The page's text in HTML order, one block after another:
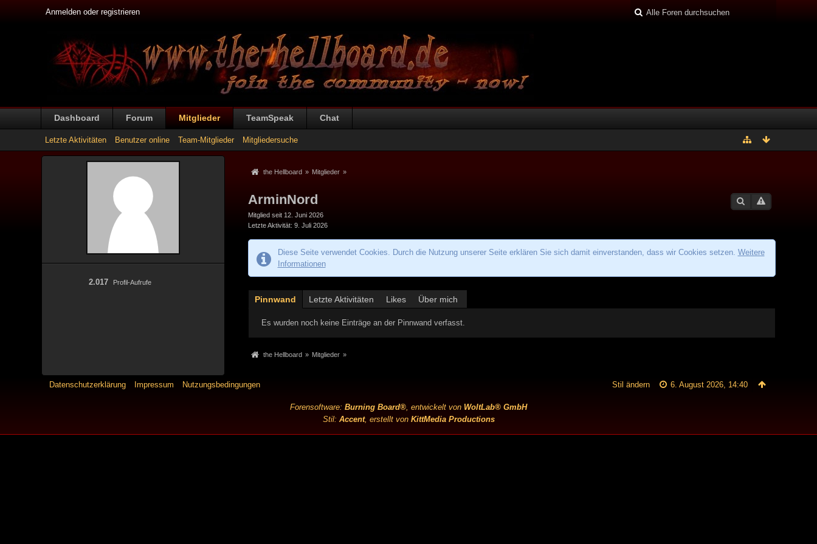
Anmelden oder registrieren
Dashboard Forum Mitglieder TeamSpeak Chat
Letzte Aktivitäten Benutzer online Team-Mitglieder Mitgliedersuche
Profil-Aufrufe
2.017
the Hellboard » Mitglieder »
ArminNord
Mitglied seit 12. Juni 2026
Letzte Aktivität 9. Juli 2026
Diese Seite verwendet Cookies. Durch die Nutzung unserer Seite erklären Sie sich damit einverstanden, dass wir Cookies setzen. Weitere
Informationen
Pinnwand Letzte Aktivitäten Likes Über mich
Es wurden noch keine Einträge an der Pinnwand verfasst.
the Hellboard » Mitglieder »
Datenschutzerklärung Impressum Nutzungsbedingungen 6. August 2026, 14:40
Stil ändern
Forensoftware: Burning Board®, entwickelt von WoltLab® GmbH
Stil: Accent, erstellt von KittMedia Productions